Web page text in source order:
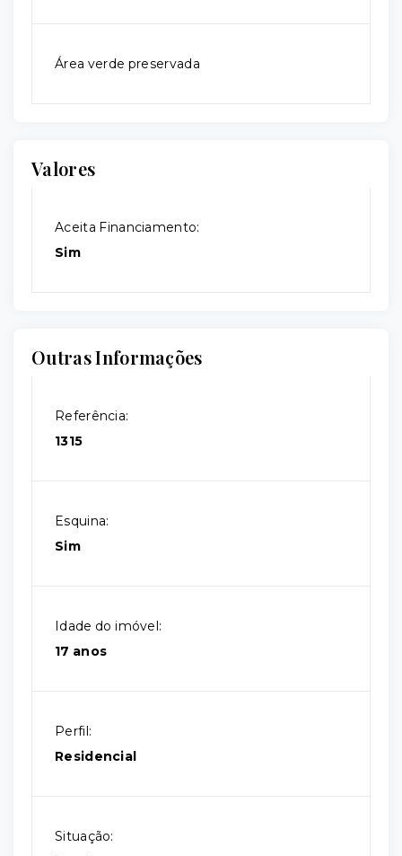
Área verde preservada
Valores
Aceita Financiamento:
Sim
Outras Informações
Referência:
1315
Esquina:
Sim
Idade do imóvel:
17 anos
Perfil:
Residencial
Situação: